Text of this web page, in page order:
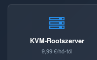
KVM-Rootszerver
9,99 €/hó-tól